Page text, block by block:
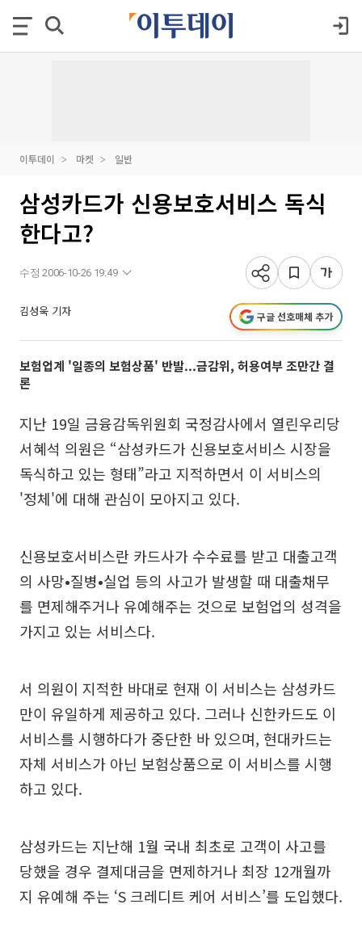
이투데이 마켓 일반
삼성카드가 신용보호서비스 독식
한다고?
수정 2006-10-26 19:49
김성욱 기자 구글 선호매체 추가
보험업계 '일종의 보험상품' 반발...금감위, 허용여부 조만간 결
론
지난 19일 금융감독위원회 국정감사에서 열린우리당
서혜석 의원은 “삼성카드가 신용보호서비스 시장을
독식하고 있는 형태”라고 지적하면서 이 서비스의
'정체'에 대해 관심이 모아지고 있다.
신용보호서비스란 카드사가 수수료를 받고 대출고객
의 사망•질병•실업 등의 사고가 발생할 때 대출채무
를 면제해주거나 유예해주는 것으로 보험업의 성격을
가지고 있는 서비스다.
서 의원이 지적한 바대로 현재 이 서비스는 삼성카드
만이 유일하게 제공하고 있다. 그러나 신한카드도 이
서비스를 시행하다가 중단한 바 있으며, 현대카드는
자체 서비스가 아닌 보험상품으로 이 서비스를 시행
하고 있다.
삼성카드는 지난해 1월 국내 최초로 고객이 사고를
당했을 경우 결제대금을 면제하거나 최장 12개월까
지 유예해 주는 ‘S 크레디트 케어 서비스’를 도입했다.